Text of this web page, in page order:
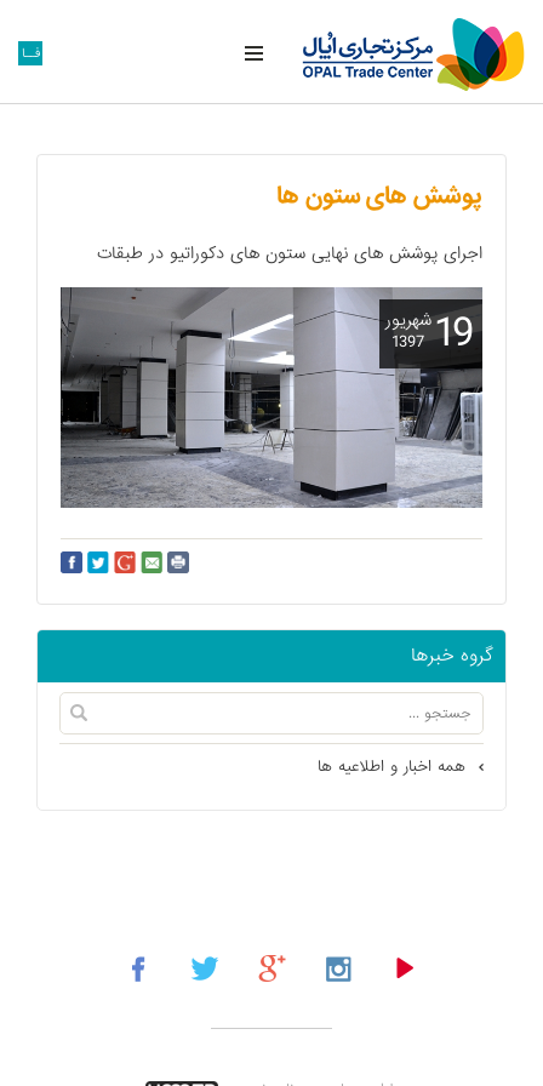
فــا
پوشش های ستون ها
اجرای پوشش های نهایی ستون های دکوراتیو در طبقات
19شهريور
1397
گروه خبرها
همه اخبار و اطلاعیه ها